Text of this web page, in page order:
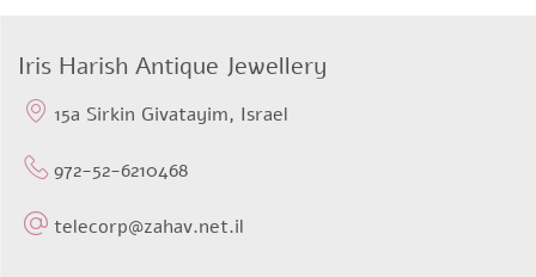
Iris Harish Antique Jewellery
15a Sirkin Givatayim, Israel
972-52-6210468
telecorp@zahav.net.il